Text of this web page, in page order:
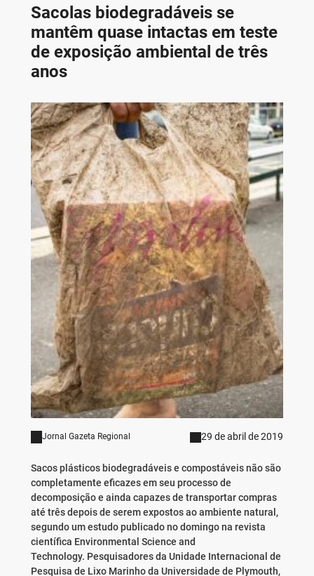
Sacolas biodegradáveis se
mantêm quase intactas em teste
de exposição ambiental de três
anos
Jornal Gazeta Regional 29 de abril de 2019
Sacos plásticos biodegradáveis ​​e compostáveis não são
completamente eficazes em seu processo de
decomposição e ainda capazes de transportar compras
até três depois de serem expostos ao ambiente natural,
segundo um estudo publicado no domingo na revista
científica Environmental Science and
Technology. Pesquisadores da Unidade Internacional de
Pesquisa de Lixo Marinho da Universidade de Plymouth,